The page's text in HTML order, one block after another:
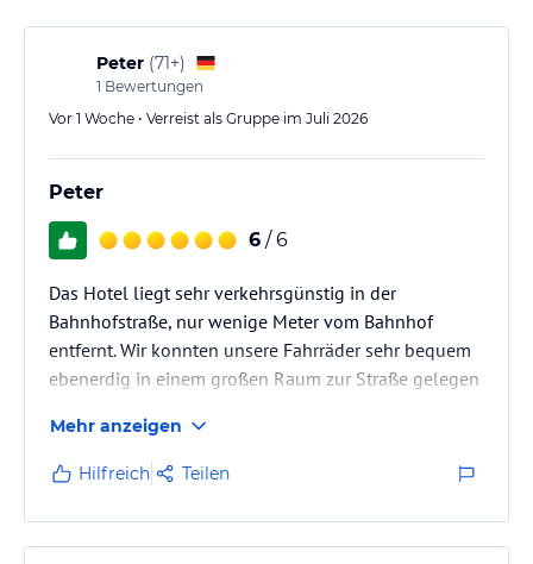
Peter (71+)
1 Bewertungen
Vor 1 Woche • Verreist als Gruppe im Juli 2026
Peter
6 / 6
Das Hotel liegt sehr verkehrsgünstig in der
Bahnhofstraße, nur wenige Meter vom Bahnhof
entfernt. Wir konnten unsere Fahrräder sehr bequem
ebenerdig in einem großen Raum zur Straße gelegen
aufzuladen. Am Empfang wurden wir freundlich
empfangen. Die Zimmer waren freundlich
eingerichtet und sauber, manche schon etwas in die
Jahre gekommen und zur Straße hin wegen des
Zugverkehrs recht laut. Bei geschlossenem Fenster
Mehr anzeigen
Hilfreich Teilen